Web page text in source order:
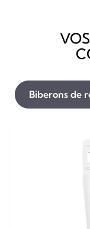
Biberons de